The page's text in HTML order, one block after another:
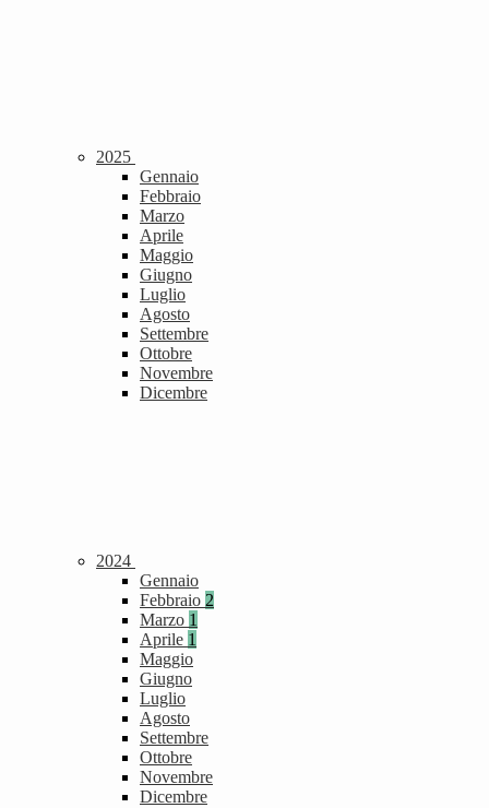
2025
Gennaio
Febbraio
Marzo
Aprile
Maggio
Giugno
Luglio
Agosto
Settembre
Ottobre
Novembre
Dicembre
2024
Gennaio
Febbraio 2
Marzo 1
Aprile 1
Maggio
Giugno
Luglio
Agosto
Settembre
Ottobre
Novembre
Dicembre